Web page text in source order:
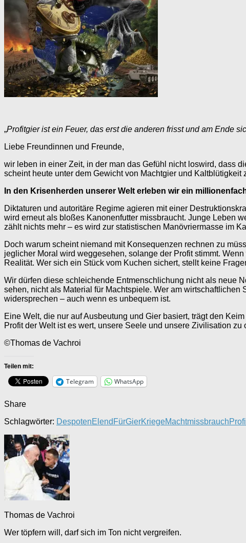
„Profitgier ist ein Feuer, das erst die anderen frisst und am Ende
Liebe Freundinnen und Freunde,
wir leben in einer Zeit, in der man das Gefühl nicht loswird, dass
scheint heute unter dem Gewicht von Machtgier und Kaltblütigkeit
In den Krisenherden unserer Welt erleben wir ein
Diktaturen und autoritäre Regime agieren mit einer
wird erneut als bloßes Kanonenfutter missbraucht. Junge Leben
zählt nichts mehr – es wird zur statistischen Manövriermasse im
Doch warum scheint niemand mit Konsequenzen rechnen zu
jeglicher Moral wird weggesehen, solange der Profit stimmt.
Realität. Wer sich ein Stück vom Kuchen sichert, stellt keine
Wir dürfen diese schleichende Entmenschlichung nicht als neue
sehen, nicht als Material für Machtspiele. Wer am
widersprechen – auch wenn es unbequem ist.
Eine Welt, die nur auf Ausbeutung und Gier basiert, trägt den
Profit der Welt ist es wert, unsere Seele und unsere Zivilisation zu
©Thomas de Vachroi
Teilen mit:
Telegram WhatsApp
Share
Schlagwörter: DespotenElend FürGierKriegeMachtmissbrauch
Thomas de Vachroi
Wer töpfern will, darf sich im Ton nicht vergreifen.